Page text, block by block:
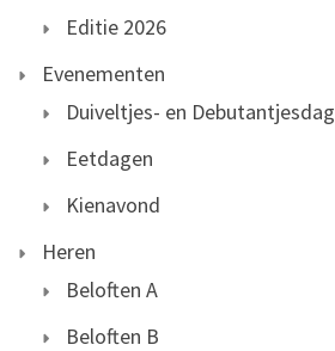
Editie 2026
Evenementen
Duiveltjes- en Debutantjesdag
Eetdagen
Kienavond
Heren
Beloften A
Beloften B